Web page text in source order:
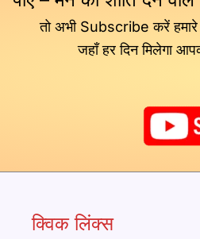
तो अभी Subscribe करें
जहाँ हर दिन मिलेगा
क्विक लिंक्स